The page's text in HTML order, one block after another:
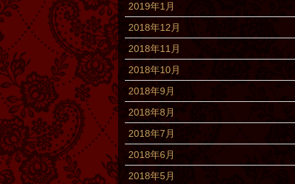
2019年1月
2018年12月
2018年11月
2018年10月
2018年9月
2018年8月
2018年7月
2018年6月
2018年5月